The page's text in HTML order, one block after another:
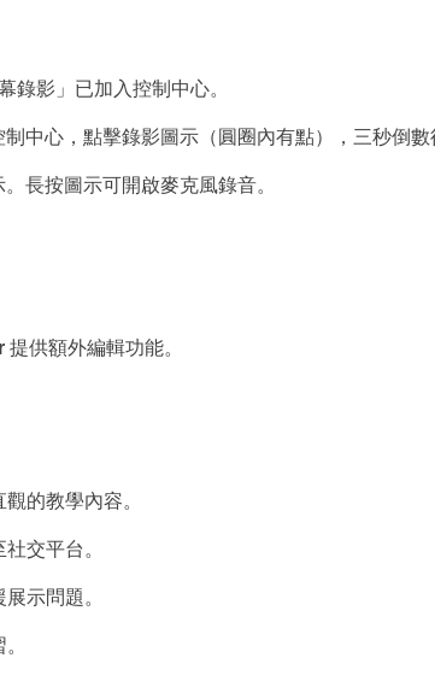
錄影」已加入控制中心。
中心，點擊錄影圖示（圓圈內有點），三秒倒數
長按圖示可開啟麥克風錄音。
提供額外編輯功能。
的教學內容。
交平台。
示問題。